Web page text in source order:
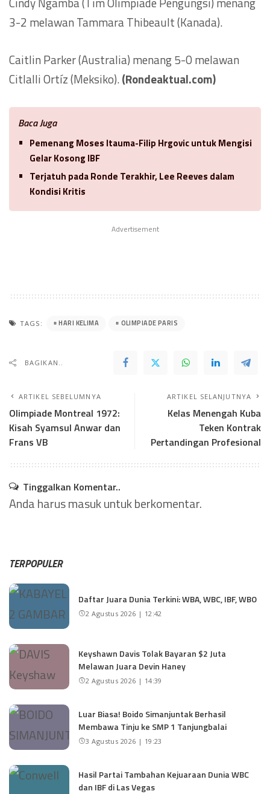
3-2 melawan Tammara Thibeault (Kanada).
Caitlin Parker (Australia) menang 5-0 melawan
Citlalli Ortíz (Meksiko).(Rondeaktual.com)
Baca Juga
Pemenang Moses Itauma-Filip Hrgovic untuk Mengisi
Gelar Kosong IBF
Terjatuh pada Ronde Terakhir, Lee Reeves dalam
Kondisi Kritis
Advertisement
TAGS: HARI KELIMA OLIMPIADE PARIS
BAGIKAN..
ARTIKEL SEBELUMNYA
Olimpiade Montreal 1972:
Kisah Syamsul Anwar dan
Frans VB
ARTIKEL SELANJUTNYA
Kelas Menengah Kuba
Teken Kontrak
Pertandingan Profesional
Tinggalkan Komentar..
Anda harusmasukuntuk berkomentar.
TERPOPULER
Daftar Juara Dunia Terkini: WBA, WBC, IBF, WBO
2 Agustus 2026 | 12:42
Keyshawn Davis Tolak Bayaran $2 Juta
Melawan Juara Devin Haney
2 Agustus 2026 | 14:39
Luar Biasa! Boido Simanjuntak Berhasil
Membawa Tinju ke SMP 1 Tanjungbalai
3 Agustus 2026 | 19:23
Hasil Partai Tambahan Kejuaraan Dunia WBC
dan IBF di Las Vegas